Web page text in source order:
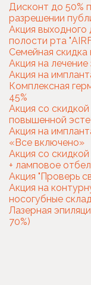
Дисконт до 50%
разрешении
Акция выходного
полости рта
Семейная скидка
Акция на
Акция на
Комплексная
45%
Акция со
повышенной
Акция на
«Все включено»
Акция со
+ ламповое
Акция "Проверь
Акция на
носогубные
Лазерная
70%)